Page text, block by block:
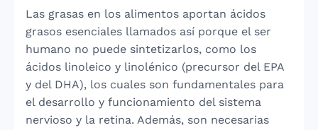
Las grasas en los alimentos aportan ácidos
grasos esenciales llamados así porque el ser
humano no puede sintetizarlos, como los
ácidos linoleico y linolénico (precursor del EPA
y del DHA), los cuales son fundamentales para
el desarrollo y funcionamiento del sistema
nervioso y la retina. Además, son necesarias